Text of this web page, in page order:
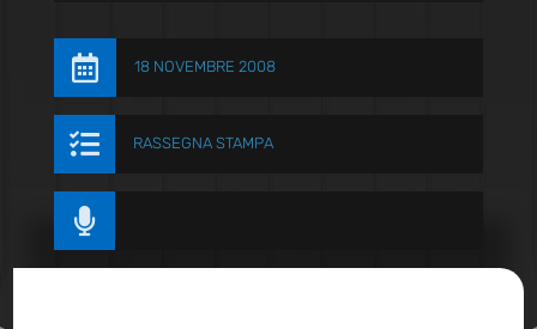
 18 NOVEMBRE 2008
 RASSEGNA STAMPA
